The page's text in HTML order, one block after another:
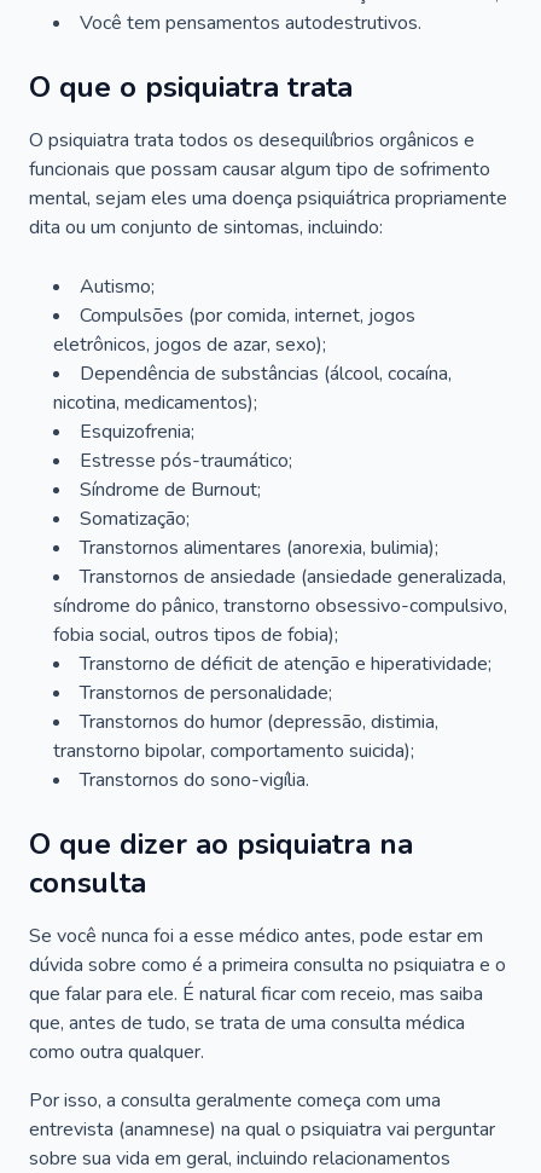
Você tem pensamentos autodestrutivos.
O que o psiquiatra trata
O psiquiatra trata todos os desequilíbrios orgânicos e
funcionais que possam causar algum tipo de sofrimento
mental, sejam eles uma doença psiquiátrica propriamente
dita ou um conjunto de sintomas, incluindo:
Autismo;
Compulsões (por comida, internet, jogos
eletrônicos, jogos de azar, sexo);
Dependência de substâncias (álcool, cocaína,
nicotina, medicamentos);
Esquizofrenia;
Estresse pós-traumático;
Síndrome de Burnout;
Somatização;
Transtornos alimentares (anorexia, bulimia);
Transtornos de ansiedade (ansiedade generalizada,
síndrome do pânico, transtorno obsessivo-compulsivo,
fobia social, outros tipos de fobia);
Transtorno de déficit de atenção e hiperatividade;
Transtornos de personalidade;
Transtornos do humor (depressão, distimia,
transtorno bipolar, comportamento suicida);
Transtornos do sono-vigília.
O que dizer ao psiquiatra na
consulta
Se você nunca foi a esse médico antes, pode estar em
dúvida sobre como é a primeira consulta no psiquiatra e o
que falar para ele. É natural ficar com receio, mas saiba
que, antes de tudo, se trata de uma consulta médica
como outra qualquer.
Por isso, a consulta geralmente começa com uma
entrevista (anamnese) na qual o psiquiatra vai perguntar
sobre sua vida em geral, incluindo relacionamentos